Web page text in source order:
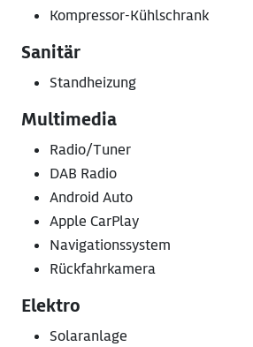
Kompressor-Kühlschrank
Sanitär
Standheizung
Multimedia
Radio/Tuner
DAB Radio
Android Auto
Apple CarPlay
Navigationssystem
Rückfahrkamera
Elektro
Solaranlage